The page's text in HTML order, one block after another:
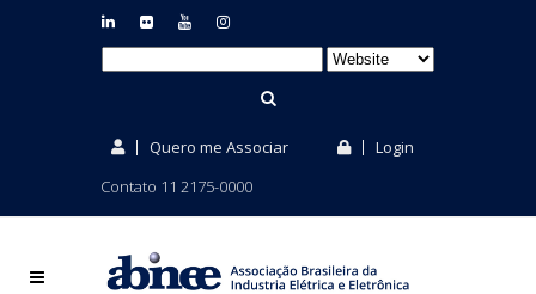
Quero me Associar
Login
Contato 11 2175-0000